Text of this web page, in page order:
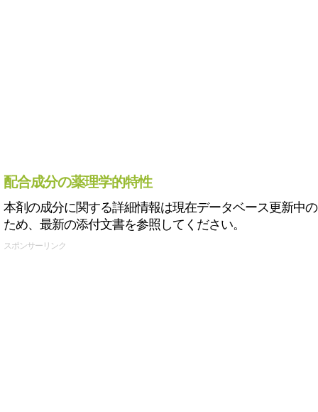
配合成分の薬理学的特性
本剤の成分に関する詳細情報は現在データベース更新中の
ため、最新の添付文書を参照してください。
スポンサーリンク